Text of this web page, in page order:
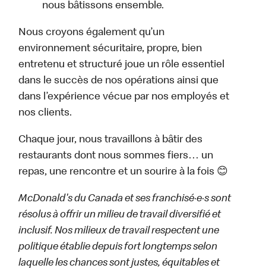
nous bâtissons ensemble.
Nous croyons également qu’un
environnement sécuritaire, propre, bien
entretenu et structuré joue un rôle essentiel
dans le succès de nos opérations ainsi que
dans l’expérience vécue par nos employés et
nos clients.
Chaque jour, nous travaillons à bâtir des
restaurants dont nous sommes fiers… un
repas, une rencontre et un sourire à la fois 😊
McDonald's du Canada et ses franchisé·e·s sont
résolus à offrir un milieu de travail diversifié et
inclusif. Nos milieux de travail respectent une
politique établie depuis fort longtemps selon
laquelle les chances sont justes, équitables et